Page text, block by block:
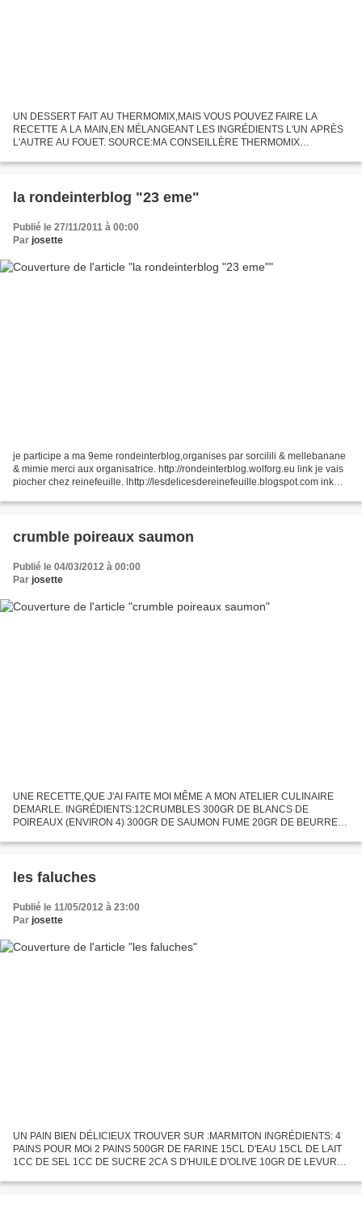
UN DESSERT FAIT AU THERMOMIX,MAIS VOUS POUVEZ FAIRE LA
RECETTE A LA MAIN,EN MÉLANGEANT LES INGRÉDIENTS L'UN APRÈS
L'AUTRE AU FOUET. SOURCE:MA CONSEILLÈRE THERMOMIX
POUDRE 180GR DE LAIT 1CAS D'HUILE...
la rondeinterblog "23 eme"
Publié le 27/11/2011 à 00:00
Par josette
je participe a ma 9eme rondeinterblog,organises par sorcilili & mellebanane
& mimie merci aux organisatrice. http://rondeinterblog.wolforg.eu link je vais
piocher chez reinefeuille. lhttp://lesdelicesdereinefeuille.blogspot.com ink
crumble poireaux saumon
Publié le 04/03/2012 à 00:00
Par josette
UNE RECETTE,QUE J'AI FAITE MOI MÊME A MON ATELIER CULINAIRE
DEMARLE. INGRÉDIENTS:12CRUMBLES 300GR DE BLANCS DE
POIREAUX (ENVIRON 4) 300GR DE SAUMON FUME 20GR DE BEURRE
BRISÉE PÂTE A CRUMBLE 60GR...
les faluches
Publié le 11/05/2012 à 23:00
Par josette
UN PAIN BIEN DÉLICIEUX TROUVER SUR :MARMITON INGRÉDIENTS: 4
PAINS POUR MOi 2 PAINS 500GR DE FARINE 15CL D'EAU 15CL DE LAIT
1CC DE SEL 1CC DE SUCRE 2CA S D'HUILE D'OLIVE 10GR DE LEVURE
levure...